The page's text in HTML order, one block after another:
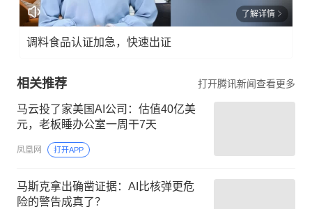
了解详情
调料食品认证加急，快速出证
相关推荐 打开腾讯新闻查看更多
马云投了家美国AI公司：估值40亿美
元，老板睡办公室一周干7天
凤凰网 打开APP
马斯克拿出确凿证据：AI比核弹更危
险的警告成真了？